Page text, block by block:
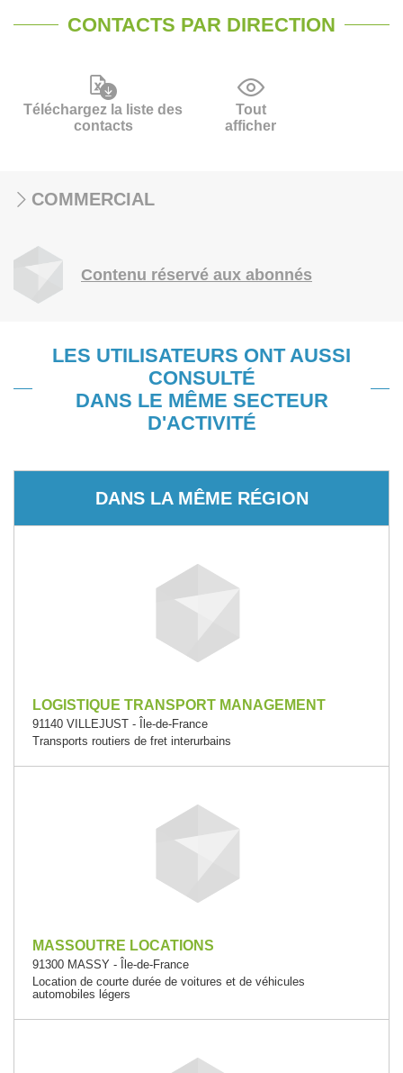
CONTACTS PAR DIRECTION
Téléchargez la liste des
contacts
Tout
afficher
COMMERCIAL
Contenu réservé aux abonnés
LES UTILISATEURS ONT AUSSI
CONSULTÉ
DANS LE MÊME SECTEUR
D'ACTIVITÉ
DANS LA MÊME RÉGION
LOGISTIQUE TRANSPORT MANAGEMENT
91140 VILLEJUST - Île-de-France
Transports routiers de fret interurbains
MASSOUTRE LOCATIONS
91300 MASSY - Île-de-France
Location de courte durée de voitures et de véhicules
automobiles légers